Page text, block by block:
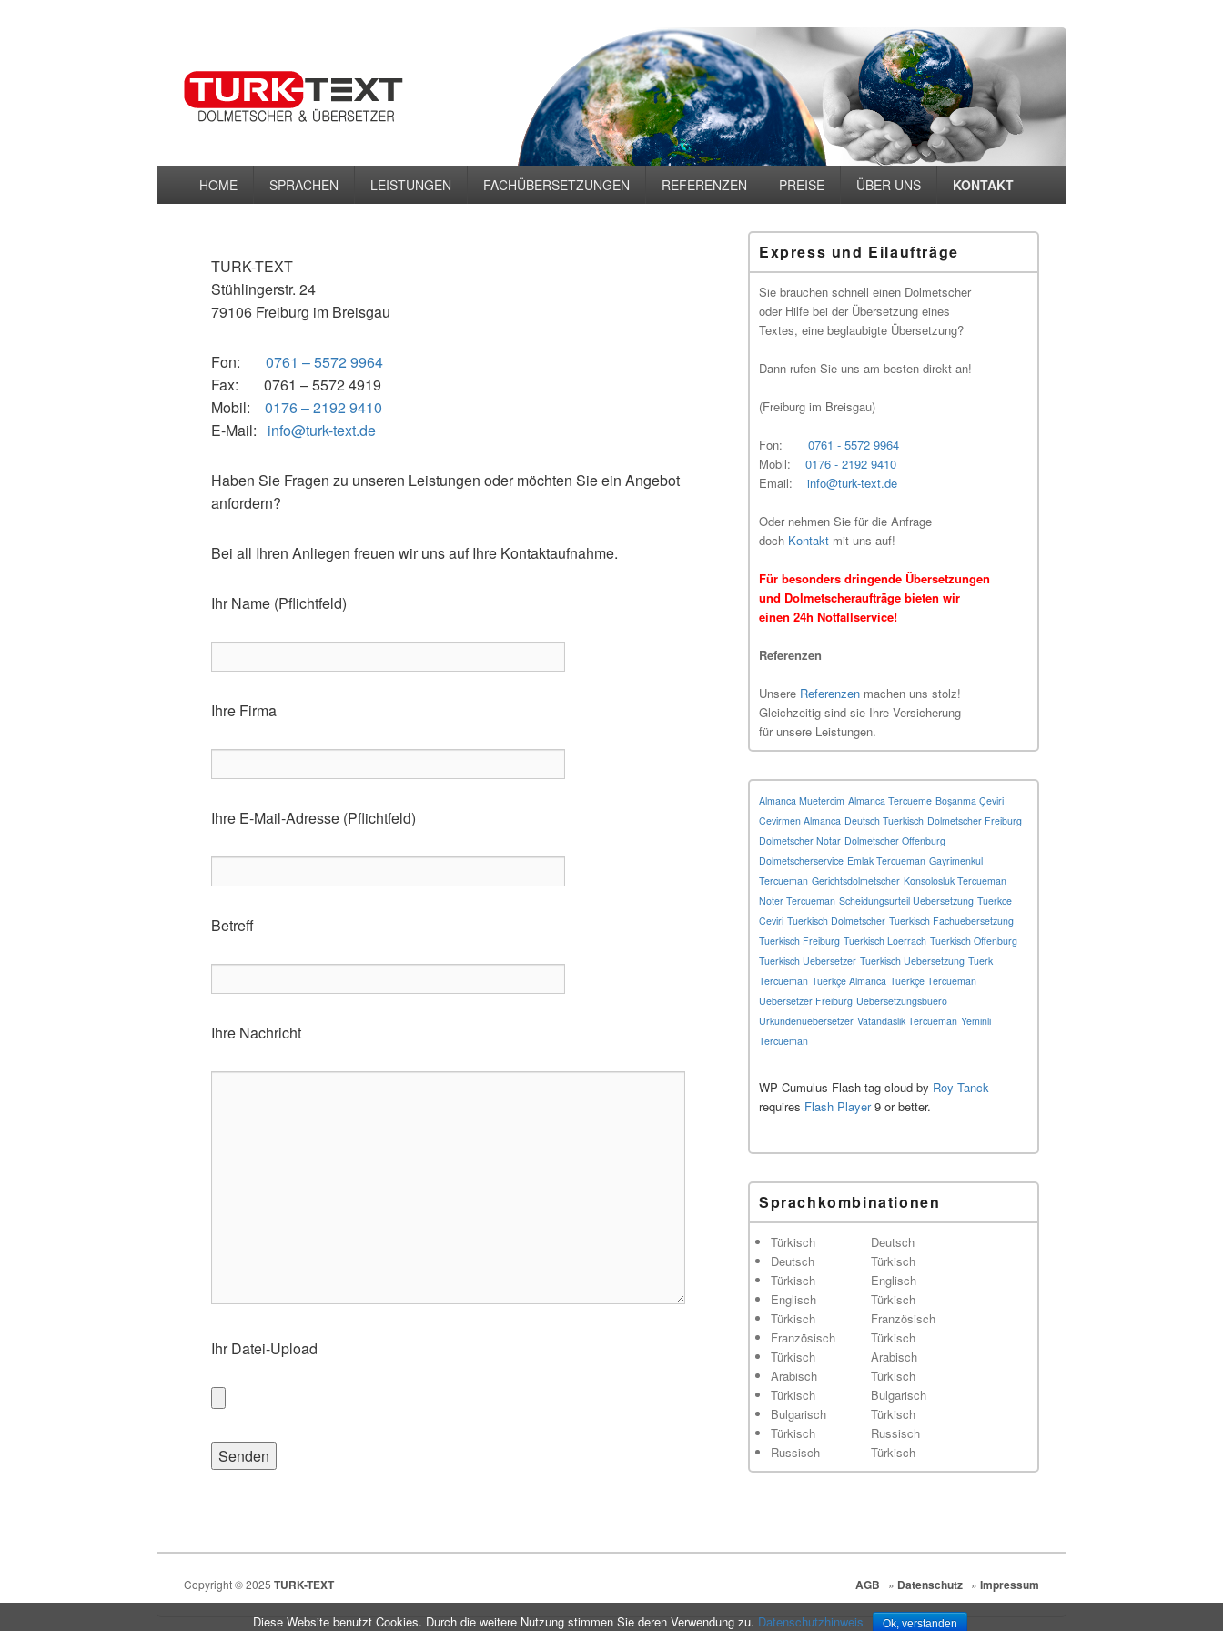
HOME SPRACHEN LEISTUNGEN FACHÜBERSETZUNGEN REFERENZEN PREISE ÜBER UNS KONTAKT
TURK-TEXT
Stühlingerstr. 24
79106 Freiburg im Breisgau
Fon: 0761 – 5572 9964
Fax: 0761 – 5572 4919
Mobil: 0176 – 2192 9410
E-Mail: info@turk-text.de
Haben Sie Fragen zu unseren Leistungen oder möchten Sie ein Angebot
anfordern?
Bei all Ihren Anliegen freuen wir uns auf Ihre Kontaktaufnahme.
Ihr Name (Pflichtfeld)
Ihre Firma
Ihre E-Mail-Adresse (Pflichtfeld)
Betreff
Ihre Nachricht
Ihr Datei-Upload
Primärer
Seitenleisten-
Widgetbereich
Express und Eilaufträge
Sie brauchen schnell einen Dolmetscher
oder Hilfe bei der Übersetzung eines
Textes, eine beglaubigte Übersetzung?
Dann rufen Sie uns am besten direkt an!
(Freiburg im Breisgau)
Fon: 0761 - 5572 9964
Mobil: 0176 - 2192 9410
Email: info@turk-text.de
Oder nehmen Sie für die Anfrage
doch Kontakt mit uns auf!
Für besonders dringende Übersetzungen
und Dolmetscheraufträge bieten wir
einen 24h Notfallservice!
Referenzen
Unsere Referenzen machen uns stolz!
Gleichzeitig sind sie Ihre Versicherung
für unsere Leistungen.
Almanca Muetercim Almanca Tercueme Boşanma Çeviri
Cevirmen Almanca Deutsch Tuerkisch Dolmetscher Freiburg
Dolmetscher Notar Dolmetscher Offenburg
Dolmetscherservice Emlak Tercueman Gayrimenkul
Tercueman Gerichtsdolmetscher Konsolosluk Tercueman
Noter Tercueman Scheidungsurteil Uebersetzung Tuerkce
Ceviri Tuerkisch Dolmetscher Tuerkisch Fachuebersetzung
Tuerkisch Freiburg Tuerkisch Loerrach Tuerkisch Offenburg
Tuerkisch Uebersetzer Tuerkisch Uebersetzung Tuerk
Tercueman Tuerkçe Almanca Tuerkçe Tercueman
Uebersetzer Freiburg Uebersetzungsbuero
Urkundenuebersetzer Vatandaslik Tercueman Yeminli
Tercueman
WP Cumulus Flash tag cloud by Roy Tanck
requires Flash Player9 or better.
Sprachkombinationen
Türkisch
Deutsch
Türkisch
Englisch
Türkisch
Französisch
Türkisch
Arabisch
Türkisch
Bulgarisch
Türkisch
Russisch
Deutsch
Türkisch
Englisch
Türkisch
Französisch
Türkisch
Arabisch
Türkisch
Bulgarisch
Türkisch
Russisch
Türkisch
Copyright © 2025 TURK-TEXT AGB » Datenschutz » Impressum
Diese Website benutzt Cookies. Durch die weitere Nutzung stimmen Sie deren Verwendung zu. Datenschutzhinweis Ok, verstanden